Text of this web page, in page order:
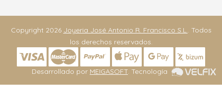
Copyright 2026 Joyeria José Antonio R. Francisco S.L.. Todos
los derechos reservados.
Desarrollado por MEIGASOFT . Tecnología